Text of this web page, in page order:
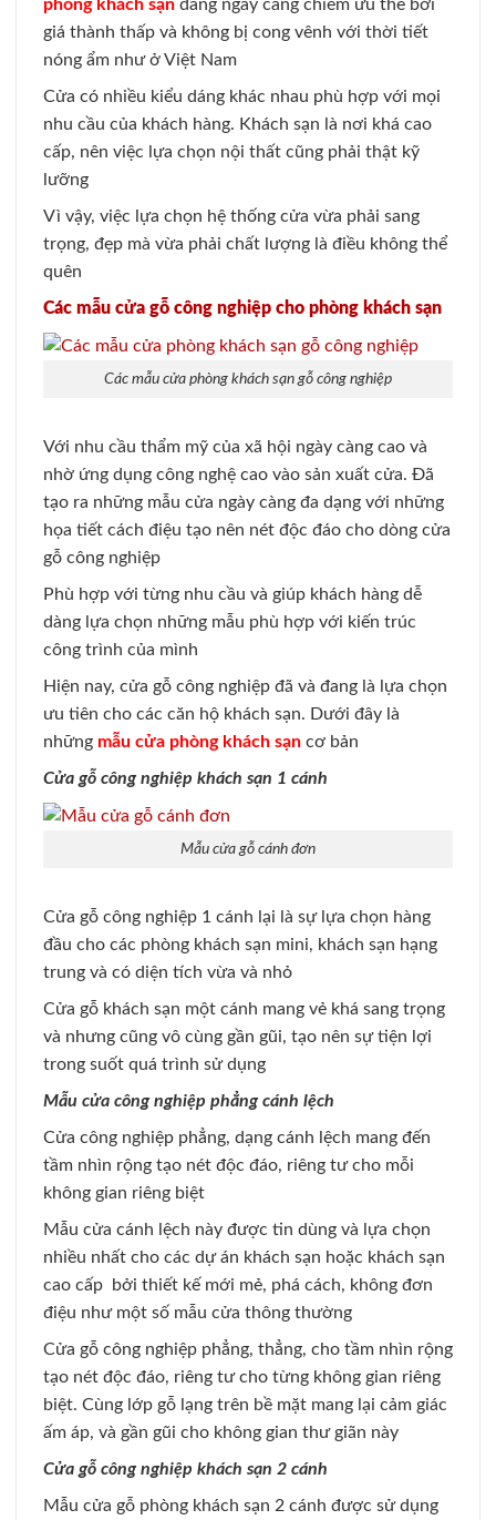
phòng khách sạn đang ngày càng chiếm ưu thế bới
giá thành thấp và không bị cong vênh với thời tiết
nóng ẩm như ở Việt Nam
Cửa có nhiều kiểu dáng khác nhau phù hợp với mọi
nhu cầu của khách hàng. Khách sạn là nơi khá cao
cấp, nên việc lựa chọn nội thất cũng phải thật kỹ
lưỡng
Vì vậy, việc lựa chọn hệ thống cửa vừa phải sang
trọng, đẹp mà vừa phải chất lượng là điều không thể
quên
Các mẫu cửa gỗ công nghiệp cho phòng khách sạn
Các mẫu cửa phòng khách sạn gỗ công nghiệp
Với nhu cầu thẩm mỹ của xã hội ngày càng cao và
nhờ ứng dụng công nghệ cao vào sản xuất cửa. Đã
tạo ra những mẫu cửa ngày càng đa dạng với những
họa tiết cách điệu tạo nên nét độc đáo cho dòng cửa
gỗ công nghiệp
Phù hợp với từng nhu cầu và giúp khách hàng dễ
dàng lựa chọn những mẫu phù hợp với kiến trúc
công trình của mình
Hiện nay, cửa gỗ công nghiệp đã và đang là lựa chọn
ưu tiên cho các căn hộ khách sạn. Dưới đây là
những mẫu cửa phòng khách sạn cơ bản
Cửa gỗ công nghiệp khách sạn 1 cánh
Mẫu cửa gỗ cánh đơn
Cửa gỗ công nghiệp 1 cánh lại là sự lựa chọn hàng
đầu cho các phòng khách sạn mini, khách sạn hạng
trung và có diện tích vừa và nhỏ
Cửa gỗ khách sạn một cánh mang vẻ khá sang trọng
và nhưng cũng vô cùng gần gũi, tạo nên sự tiện lợi
trong suốt quá trình sử dụng
Mẫu cửa công nghiệp phẳng cánh lệch
Cửa công nghiệp phẳng, dạng cánh lệch mang đến
tầm nhìn rộng tạo nét độc đáo, riêng tư cho mỗi
không gian riêng biệt
Mẫu cửa cánh lệch này được tin dùng và lựa chọn
nhiều nhất cho các dự án khách sạn hoặc khách sạn
cao cấp bởi thiết kế mới mẻ, phá cách, không đơn
điệu như một số mẫu cửa thông thường
Cửa gỗ công nghiệp phẳng, thẳng, cho tầm nhìn rộng
tạo nét độc đáo, riêng tư cho từng không gian riêng
biệt. Cùng lớp gỗ lạng trên bề mặt mang lại cảm giác
ấm áp, và gần gũi cho không gian thư giãn này
Cửa gỗ công nghiệp khách sạn 2 cánh
Mẫu cửa gỗ phòng khách sạn 2 cánh được sử dụng